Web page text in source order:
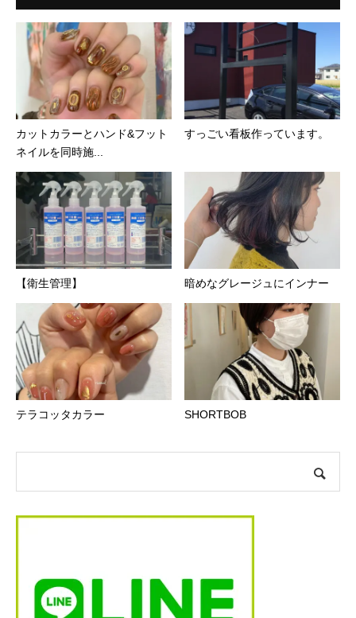
カットカラーとハンド&フット
ネイルを同時施...
すっごい看板作っています。
【衛生管理】 暗めなグレージュにインナー
テラコッタカラー SHORTBOB